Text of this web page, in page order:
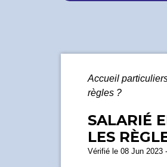
Accueil
règles ?
SALARIÉ
LES
Vérifié le 08 Jun 2023